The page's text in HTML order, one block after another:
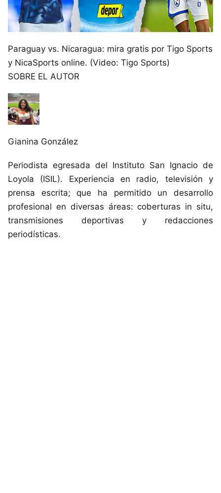
Paraguay vs. Nicaragua: mira gratis por Tigo Sports
y NicaSports online. (Video: Tigo Sports)
SOBRE EL AUTOR
Gianina González
Periodista egresada del Instituto San Ignacio de
Loyola (ISIL). Experiencia en radio, televisión y
prensa escrita; que ha permitido un desarrollo
profesional en diversas áreas: coberturas in situ,
transmisiones deportivas y redacciones
periodísticas.